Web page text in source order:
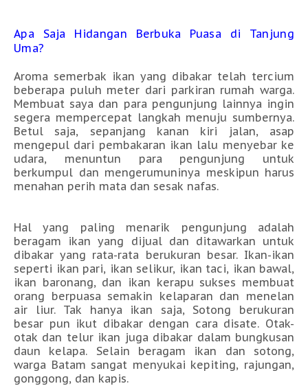
Apa Saja Hidangan Berbuka Puasa di Tanjung
Uma?
Aroma semerbak ikan yang dibakar telah tercium
beberapa puluh meter dari parkiran rumah warga.
Membuat saya dan para pengunjung lainnya ingin
segera mempercepat langkah menuju sumbernya.
Betul saja, sepanjang kanan kiri jalan, asap
mengepul dari pembakaran ikan lalu menyebar ke
udara, menuntun para pengunjung untuk
berkumpul dan mengerumuninya meskipun harus
menahan perih mata dan sesak nafas.
Hal yang paling menarik pengunjung adalah
beragam ikan yang dijual dan ditawarkan untuk
dibakar yang rata-rata berukuran besar. Ikan-ikan
seperti ikan pari, ikan selikur, ikan taci, ikan bawal,
ikan baronang, dan ikan kerapu sukses membuat
orang berpuasa semakin kelaparan dan menelan
air liur. Tak hanya ikan saja, Sotong berukuran
besar pun ikut dibakar dengan cara disate. Otak-
otak dan telur ikan juga dibakar dalam bungkusan
daun kelapa. Selain beragam ikan dan sotong,
warga Batam sangat menyukai kepiting, rajungan,
gonggong, dan kapis.